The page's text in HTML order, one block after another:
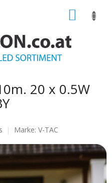
20 x 0.5W
Marke: V-TAC